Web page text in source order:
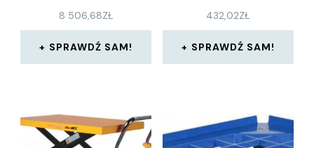
8 506,68ZŁ
SPRAWDŹ SAM!
432,02ZŁ
SPRAWDŹ SAM!